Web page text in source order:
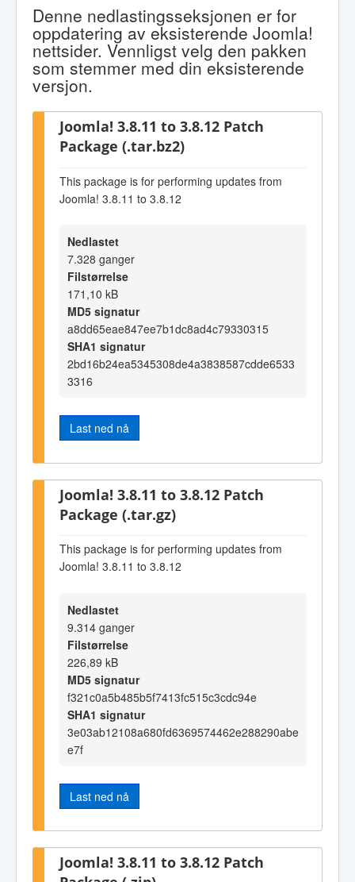
Denne nedlastingsseksjonen er for
oppdatering av eksisterende Joomla!
nettsider. Vennligst velg den pakken
som stemmer med din eksisterende
versjon.
Joomla! 3.8.11 to 3.8.12 Patch
Package (.tar.bz2)
This package is for performing updates from
Joomla! 3.8.11 to 3.8.12
Nedlastet
7.328 ganger
Filstørrelse
171,10 kB
MD5 signatur
a8dd65eae847ee7b1dc8ad4c79330315
SHA1 signatur
2bd16b24ea5345308de4a3838587cdde6533
3316
Last ned nå
Joomla! 3.8.11 to 3.8.12 Patch
Package (.tar.gz)
This package is for performing updates from
Joomla! 3.8.11 to 3.8.12
Nedlastet
9.314 ganger
Filstørrelse
226,89 kB
MD5 signatur
f321c0a5b485b5f7413fc515c3cdc94e
SHA1 signatur
3e03ab12108a680fd6369574462e288290abe
e7f
Last ned nå
Joomla! 3.8.11 to 3.8.12 Patch